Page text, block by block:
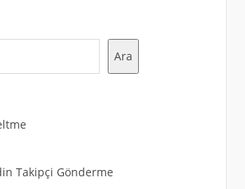
Ara
Takipçi Gönderme